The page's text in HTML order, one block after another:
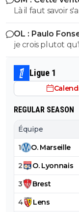
Là il faut savoir
qui risquent
tirer 1 million
vaudra pas 20
OL : Paulo
je crois plutot
Ligue 1
REGULAR SEASON
Équipe
1 O. Marseille
2 O. Lyonnais
3 Brest
4 Lens